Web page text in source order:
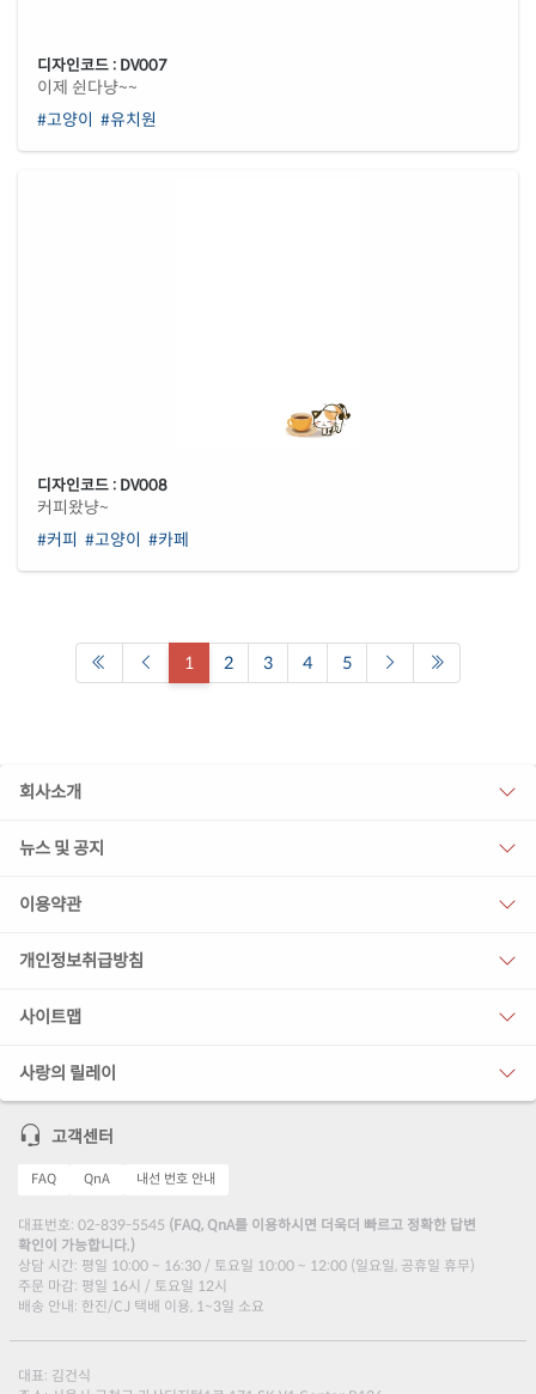
디자인코드 : DV007
이제 쉰다냥~~
#고양이 #유치원
디자인코드 : DV008
커피왔냥~
#커피 #고양이 #카페
1 2 3 4 5
회사소개
뉴스 및 공지
이용약관
개인정보취급방침
사이트맵
사랑의 릴레이
고객센터
FAQ QnA 내선 번호 안내
대표번호: 02-839-5545 (FAQ, QnA를 이용하시면 더욱더 빠르고 정확한 답변
확인이 가능합니다.)
상담 시간: 평일 10:00 ~ 16:30 / 토요일 10:00 ~ 12:00 (일요일, 공휴일 휴무)
주문 마감: 평일 16시 / 토요일 12시
배송 안내: 한진/CJ 택배 이용, 1~3일 소요
대표: 김건식